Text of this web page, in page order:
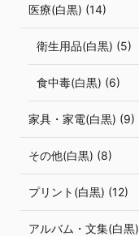
医療(白黒) (14)
衛生用品(白黒) (5)
食中毒(白黒) (6)
家具・家電(白黒) (9)
その他(白黒) (8)
プリント(白黒) (12)
アルバム・文集(白黒